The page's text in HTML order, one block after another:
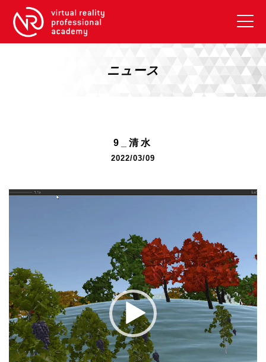
VRアカデミーとは
【2026年10月】ARエキスパートコース
【2026年10月】XRプロフェッショナル
U-15メタバースプログラミング講座
入学案内
受講生紹介
イベント
ニュース
9_清水
2022/03/09
動
ヤ
ー